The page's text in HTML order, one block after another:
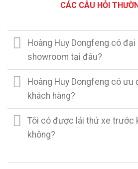
CÁC CÂU HỎI
Hoàng Huy Dongfeng có đại
showroom tại đâu?
Hoàng Huy Dongfeng có ưu
khách hàng?
Tôi có được lái thử xe trước
không?